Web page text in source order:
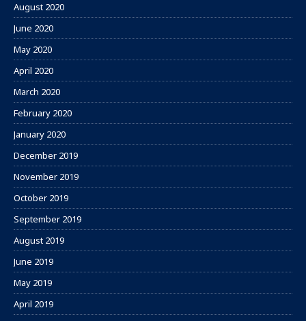
August 2020
June 2020
May 2020
April 2020
March 2020
February 2020
January 2020
December 2019
November 2019
October 2019
September 2019
August 2019
June 2019
May 2019
April 2019